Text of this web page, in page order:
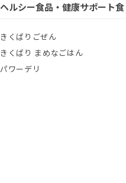
ヘルシー食品・健康サポート食
きくばりごぜん
きくばり まめなごはん
パワーデリ